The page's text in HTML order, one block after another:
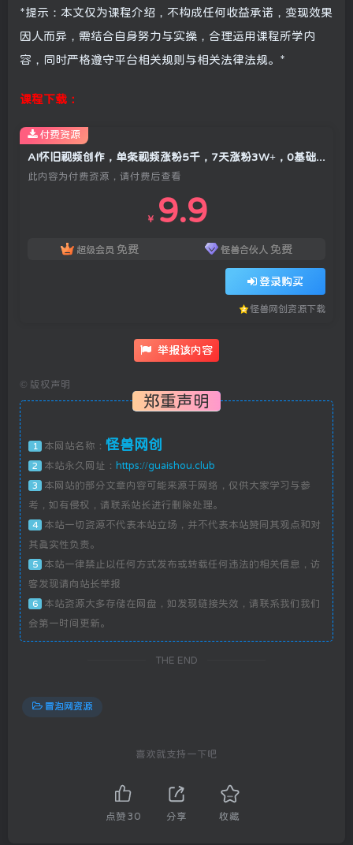
*提示：本文仅为课程介绍，不构成任何收益承诺，变现效果
因人而异，需结合自身努力与实操，合理运用课程所学内
容，同时严格遵守平台相关规则与相关法律法规。*
课程下载：
AI怀旧视频创作，单条视频涨粉5千，7天涨粉3W+，0基础实操+变现保姆级教程
此内容为付费资源，请付费后查看
￥ 9.9
超级会员 免费 怪兽合伙人 免费
登录购买
怪兽网创资源下载
付费资源
举报该内容
© 版权声明
郑重声明
1 本网站名称： 怪兽网创
2 本站永久网址： https://guaishou.club
3
本网站的部分文章内容可能来源于网络，仅供大家学习与参
考，如有侵权，请联系站长进行删除处理。
4
本站一切资源不代表本站立场，并不代表本站赞同其观点和对
其真实性负责。
5
本站一律禁止以任何方式发布或转载任何违法的相关信息，访
客发现请向站长举报
6
本站资源大多存储在网盘，如发现链接失效，请联系我们我们
会第一时间更新。
THE END
冒泡网资源
喜欢就支持一下吧
点赞 30 分享 收藏